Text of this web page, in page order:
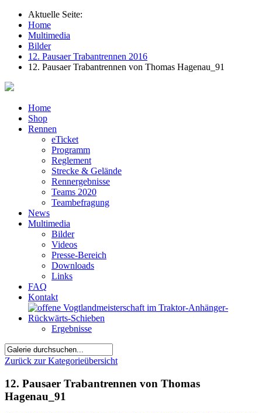
Aktuelle Seite:
Home
Multimedia
Bilder
12. Pausaer Trabantrennen 2016
12. Pausaer Trabantrennen von Thomas Hagenau_91
Home
Shop
Rennen
eTicket
Programm
Reglement
Strecke & Gelände
Rennergebnisse
Teams 2020
Teambefragung
News
Multimedia
Bilder
Videos
Presse-Bereich
Downloads
Links
FAQ
Kontakt
Ergebnisse
Zurück zur Kategorieübersicht
12. Pausaer Trabantrennen von Thomas
Hagenau_91